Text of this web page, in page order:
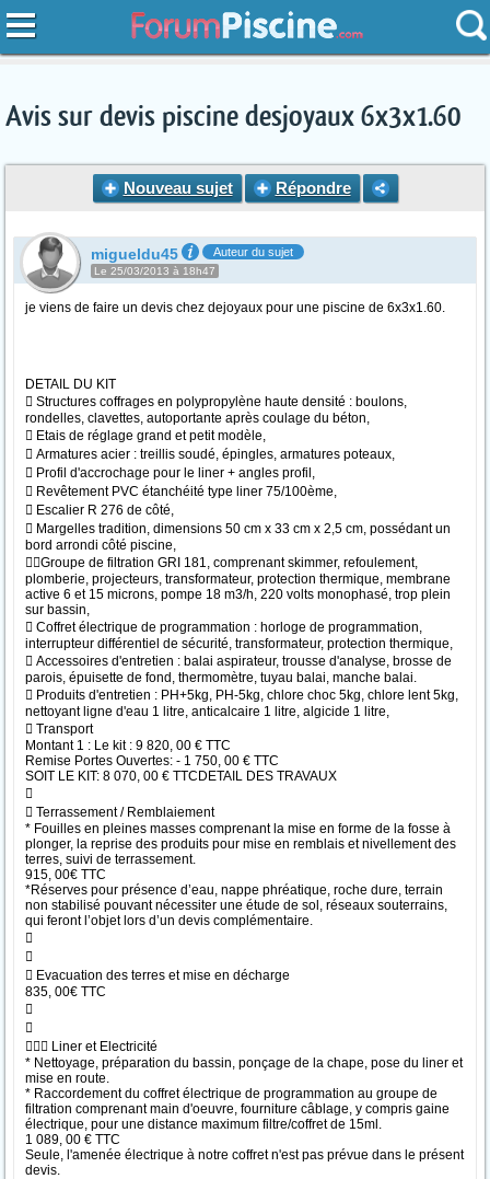
Avis sur devis piscine desjoyaux 6x3x1.60
Nouveau sujet Répondre
migueldu45 Auteur du sujet
Le 25/03/2013 à 18h47
je viens de faire un devis chez dejoyaux pour une piscine de 6x3x1.60.
DETAIL DU KIT
 Structures coffrages en polypropylène haute densité : boulons,
rondelles, clavettes, autoportante après coulage du béton,
 Etais de réglage grand et petit modèle,
 Armatures acier : treillis soudé, épingles, armatures poteaux,
 Profil d'accrochage pour le liner + angles profil,
 Revêtement PVC étanchéité type liner 75/100ème,
 Escalier R 276 de côté,
 Margelles tradition, dimensions 50 cm x 33 cm x 2,5 cm, possédant un
bord arrondi côté piscine,
Groupe de filtration GRI 181, comprenant skimmer, refoulement,
plomberie, projecteurs, transformateur, protection thermique, membrane
active 6 et 15 microns, pompe 18 m3/h, 220 volts monophasé, trop plein
sur bassin,
 Coffret électrique de programmation : horloge de programmation,
interrupteur différentiel de sécurité, transformateur, protection thermique,
 Accessoires d'entretien : balai aspirateur, trousse d'analyse, brosse de
parois, épuisette de fond, thermomètre, tuyau balai, manche balai.
 Produits d'entretien : PH+5kg, PH-5kg, chlore choc 5kg, chlore lent 5kg,
nettoyant ligne d'eau 1 litre, anticalcaire 1 litre, algicide 1 litre,
 Transport
Montant 1 : Le kit : 9 820, 00 € TTC
Remise Portes Ouvertes: - 1 750, 00 € TTC
SOIT LE KIT: 8 070, 00 € TTCDETAIL DES TRAVAUX

 Terrassement / Remblaiement
* Fouilles en pleines masses comprenant la mise en forme de la fosse à
plonger, la reprise des produits pour mise en remblais et nivellement des
terres, suivi de terrassement.
915, 00€ TTC
*Réserves pour présence d’eau, nappe phréatique, roche dure, terrain
non stabilisé pouvant nécessiter une étude de sol, réseaux souterrains,
qui feront l’objet lors d’un devis complémentaire.


 Evacuation des terres et mise en décharge
835, 00€ TTC


 Liner et Electricité
* Nettoyage, préparation du bassin, ponçage de la chape, pose du liner et
mise en route.
* Raccordement du coffret électrique de programmation au groupe de
filtration comprenant main d'oeuvre, fourniture câblage, y compris gaine
électrique, pour une distance maximum filtre/coffret de 15ml.
1 089, 00 € TTC
Seule, l'amenée électrique à notre coffret n'est pas prévue dans le présent
devis.